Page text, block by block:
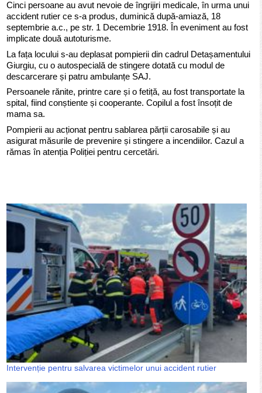
Cinci persoane au avut nevoie de îngrijiri medicale, în urma unui
accident rutier ce s-a produs, duminică după-amiază, 18
septembrie a.c., pe str. 1 Decembrie 1918. În eveniment au fost
implicate două autoturisme.
La fața locului s-au deplasat pompierii din cadrul Detașamentului
Giurgiu, cu o autospecială de stingere dotată cu modul de
descarcerare și patru ambulanțe SAJ.
Persoanele rănite, printre care și o fetiță, au fost transportate la
spital, fiind conștiente și cooperante. Copilul a fost însoțit de
mama sa.
Pompierii au acționat pentru sablarea părții carosabile și au
asigurat măsurile de prevenire și stingere a incendiilor. Cazul a
rămas în atenția Poliției pentru cercetări.
Intervenție pentru salvarea victimelor unui accident rutier